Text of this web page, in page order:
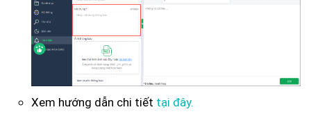
Xem hướng dẫn chi tiết tại đây.